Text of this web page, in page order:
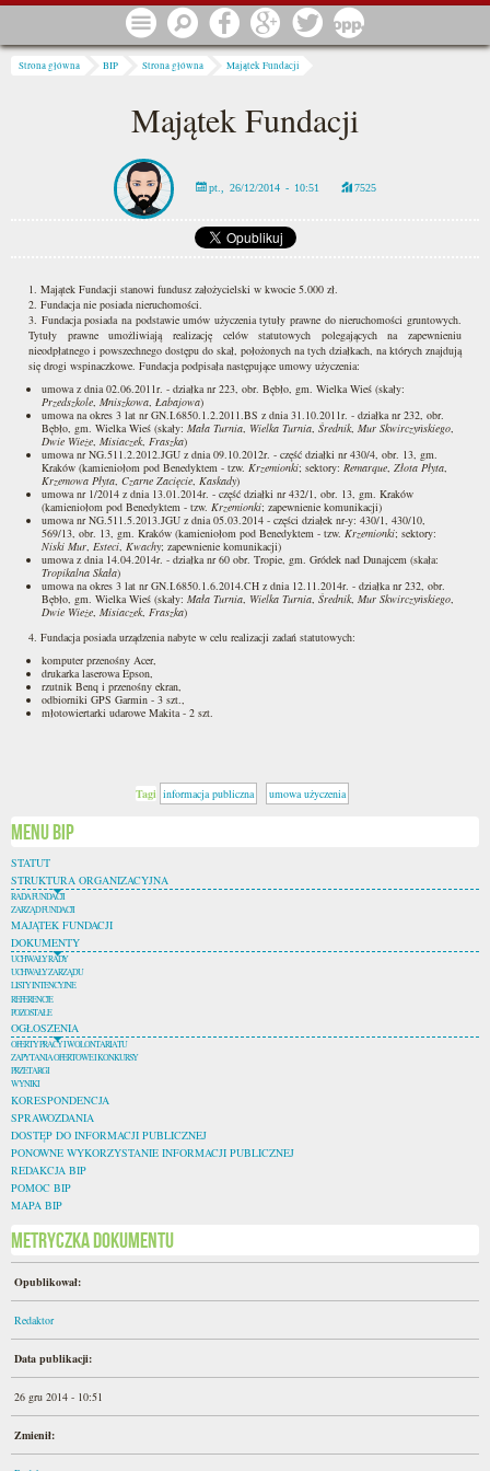
Przejdź do treści Menu Szukaj Facebook Google Twitter
Jesteś tutaj
Strona główna BIP Strona główna Majątek Fundacji
Majątek Fundacji
pt., 26/12/2014 - 10:51 7525
1. Majątek Fundacji stanowi fundusz założycielski w kwocie 5.000 zł.
2. Fundacja nie posiada nieruchomości.
3. Fundacja posiada na podstawie umów użyczenia tytuły prawne do nieruchomości gruntowych.
Tytuły prawne umożliwiają realizację celów statutowych polegających na zapewnieniu
nieodpłatnego i powszechnego dostępu do skał, położonych na tych działkach, na których znajdują
się drogi wspinaczkowe. Fundacja podpisała następujące umowy użyczenia:
umowa z dnia 02.06.2011r. - działka nr 223, obr. Bębło, gm. Wielka Wieś (skały:
Przedszkole Mniszkowa Łabajowa)
umowa na okres 3 lat nr GN.I.6850.1.2.2011.BS z dnia 31.10.2011r. - działka nr 232, obr.
Bębło, gm. Wielka Wieś (skały: Mała Turnia Wielka Turnia Średnik, Mur Skwirczyńskiego
Dwie Wieże Misiaczek, Fraszka)
umowa nr NG.511.2.2012.JGU z dnia 09.10.2012r. - część działki nr 430/4, obr. 13, gm.
Kraków (kamieniołom pod Benedyktem - tzw. Krzemionki; sektory: Remarque Złota Płyta
Krzemowa Płyta Czarne Zacięcie Kaskady)
umowa nr 1/2014 z dnia 13.01.2014r. - część działki nr 432/1, obr. 13, gm. Kraków
(kamieniołom pod Benedyktem - tzw. Krzemionki; zapewnienie komunikacji)
umowa nr NG.511.5.2013.JGU z dnia 05.03.2014 - części działek nr-y: 430/1, 430/10,
569/13, obr. 13, gm. Kraków (kamieniołom pod Benedyktem - tzw. Krzemionki; sektory:
Niski Mur Esteci Kwachy; zapewnienie komunikacji)
umowa z dnia 14.04.2014r. - działka nr 60 obr. Tropie, gm. Gródek nad Dunajcem (skała:
Tropikalna Skała)
umowa na okres 3 lat nr GN.I.6850.1.6.2014.CH z dnia 12.11.2014r. - działka nr 232, obr.
Bębło, gm. Wielka Wieś (skały: Mała Turnia Wielka Turnia Średnik, Mur Skwirczyńskiego
Dwie Wieże Misiaczek, Fraszka)
4. Fundacja posiada urządzenia nabyte w celu realizacji zadań statutowych:
komputer przenośny Acer,
drukarka laserowa Epson,
rzutnik Benq i przenośny ekran,
odbiorniki GPS Garmin - 3 szt.,
młotowiertarki udarowe Makita - 2 szt.
Tagi informacja publiczna umowa użyczenia
Menu BIP
STATUT
STRUKTURA ORGANIZACYJNA
RADA FUNDACJI
ZARZĄD FUNDACJI
MAJĄTEK FUNDACJI
DOKUMENTY
UCHWAŁY RADY
UCHWAŁY ZARZĄDU
LISTY INTENCYJNE
REFERENCJE
POZOSTAŁE
OGŁOSZENIA
OFERTY PRACY I WOLONTARIATU
ZAPYTANIA OFERTOWE I KONKURSY
PRZETARGI
WYNIKI
KORESPONDENCJA
SPRAWOZDANIA
DOSTĘP DO INFORMACJI PUBLICZNEJ
PONOWNE WYKORZYSTANIE INFORMACJI PUBLICZNEJ
REDAKCJA BIP
POMOC BIP
MAPA BIP
Metryczka dokumentu
Opublikował:
Redaktor
Data publikacji:
26 gru 2014 - 10:51
Zmienił: